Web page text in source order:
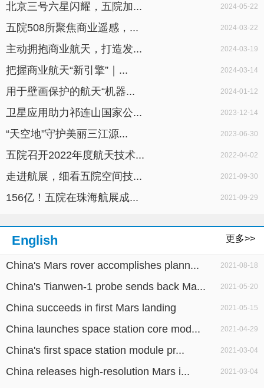
北京三号六星闪耀，五院加... 2024-05-22
五院508所聚焦商业遥感，... 2024-03-22
主动拥抱商业航天，打造发... 2024-03-19
把握商业航天“新引擎”｜... 2024-03-14
用于壁画保护的航天“机器... 2024-01-12
卫星应用助力祁连山国家公... 2023-12-14
“天空地”守护美丽三江源... 2023-06-30
五院召开2022年度航天技术... 2022-04-02
走进航展，细看五院空间技... 2021-09-30
156亿！五院在珠海航展成... 2021-09-29
English 更多>>
China's Mars rover accomplishes plann... 2021-08-18
China's Tianwen-1 probe sends back Ma... 2021-05-20
China succeeds in first Mars landing 2021-05-15
China launches space station core mod... 2021-04-29
China's first space station module pr... 2021-03-04
China releases high-resolution Mars i... 2021-03-04